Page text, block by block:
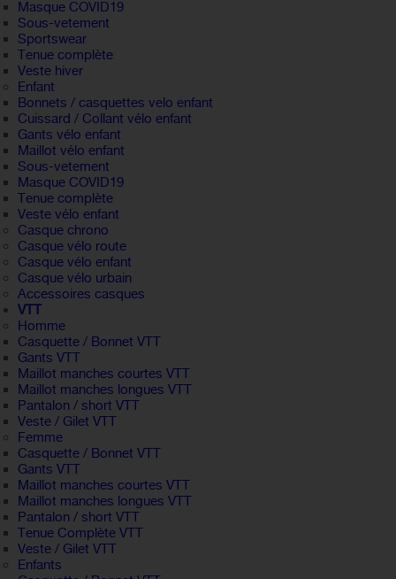
Masque COVID19
Sous-vetement
Sportswear
Tenue complète
Veste hiver
Enfant
Bonnets / casquettes velo enfant
Cuissard / Collant vélo enfant
Gants vélo enfant
Maillot vélo enfant
Sous-vetement
Masque COVID19
Tenue complète
Veste vélo enfant
Casque chrono
Casque vélo route
Casque vélo enfant
Casque vélo urbain
Accessoires casques
VTT
Homme
Casquette / Bonnet VTT
Gants VTT
Maillot manches courtes VTT
Maillot manches longues VTT
Pantalon / short VTT
Veste / Gilet VTT
Femme
Casquette / Bonnet VTT
Gants VTT
Maillot manches courtes VTT
Maillot manches longues VTT
Pantalon / short VTT
Tenue Complète VTT
Veste / Gilet VTT
Enfants